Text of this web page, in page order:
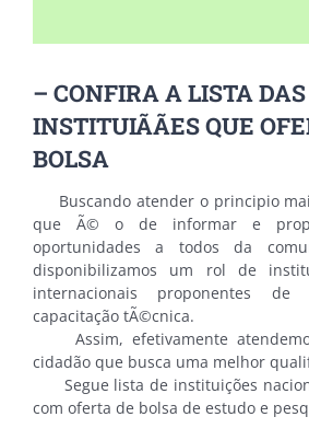
– CONFIRA A LISTA DAS
INSTITUIÃÃES QUE
BOLSA
Buscando atender o principio
que Ã© o de informar e
oportunidades a todos da
disponibilizamos um rol de
internacionais proponentes de
capacitação tÃ©cnica.
Assim, efetivamente
cidadão que busca uma melhor
Segue lista de instituições
com oferta de bolsa de estudo e